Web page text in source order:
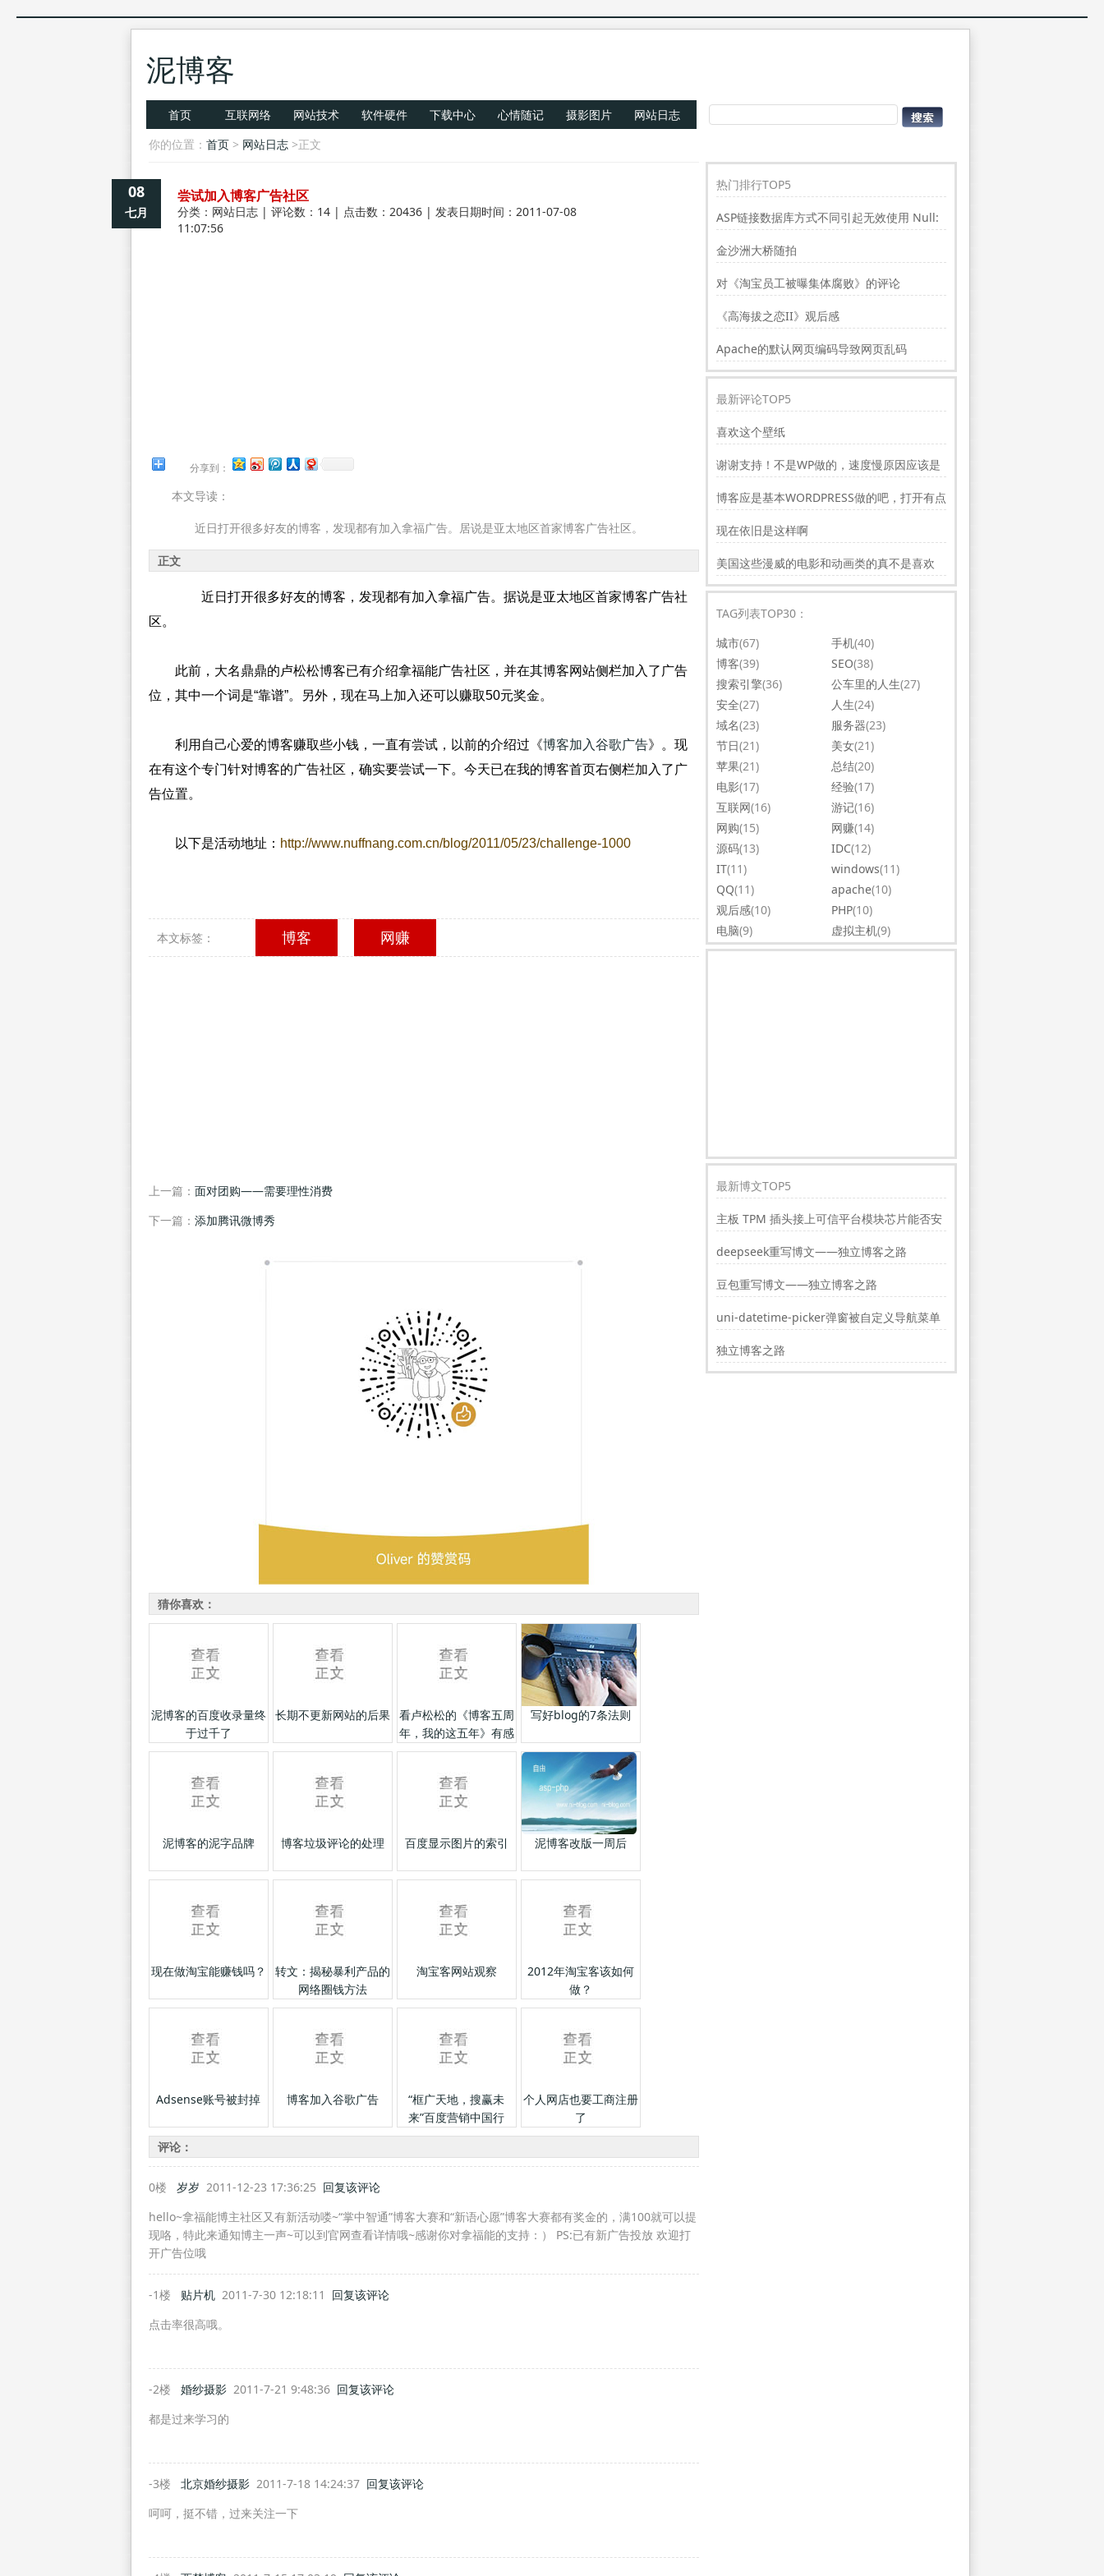
泥博客
首页 互联网络 网站技术 软件硬件 下载中心 心情随记 摄影图片
网站日志
你的位置： 首页> 网站日志>正文
08
七月
尝试加入博客广告社区
分类： 网站日志| 评论数：14 | 点击数：20436 | 发表日期时间：2011-07-08
11:07:56
分享到：
本文导读：
近日打开很多好友的博客，发现都有加入拿福广告。居说是亚太地区首家博客广告社区。
正文
近日打开很多好友的博客，发现都有加入拿福广告。据说是亚太地区首家博客广告社
区。
此前，大名鼎鼎的卢松松博客已有介绍拿福能广告社区，并在其博客网站侧栏加入了广告
位，其中一个词是“靠谱”。另外，现在马上加入还可以赚取50元奖金。
利用自己心爱的博客赚取些小钱，一直有尝试，以前的介绍过《博客加入谷歌广告》。现
在有这个专门针对博客的广告社区，确实要尝试一下。今天已在我的博客首页右侧栏加入了广
告位置。
以下是活动地址： http://www.nuffnang.com.cn/blog/2011/05/23/challenge-1000
本文标签： 博客 网赚
上一篇： 面对团购――需要理性消费
下一篇： 添加腾讯微博秀
猜你喜欢：
泥博客的百度收录量终
于过千了
长期不更新网站的后果
看卢松松的《博客五周
年，我的这五年》有感
写好blog的7条法则
泥博客的泥字品牌 博客垃圾评论的处理 百度显示图片的索引 泥博客改版一周后
现在做淘宝能赚钱吗？
转文：揭秘暴利产品的
网络圈钱方法
淘宝客网站观察
2012年淘宝客该如何
做？
Adsense账号被封掉 博客加入谷歌广告
“框广天地，搜赢未
来”百度营销中国行
2010广州站纪实
个人网店也要工商注册
了
评论：
0楼 岁岁 2011-12-23 17:36:25 回复该评论
hello~拿福能博主社区又有新活动喽~“掌中智通”博客大赛和“新语心愿”博客大赛都有奖金的，满100就可以提
现咯，特此来通知博主一声~可以到官网查看详情哦~感谢你对拿福能的支持：） PS:已有新广告投放 欢迎打
开广告位哦
-1楼 贴片机2011-7-30 12:18:11 回复该评论
点击率很高哦。
-2楼 婚纱摄影2011-7-21 9:48:36 回复该评论
都是过来学习的
-3楼 北京婚纱摄影2011-7-18 14:24:37 回复该评论
呵呵，挺不错，过来关注一下
热门排行TOP5
ASP链接数据库方式不同引起无效使用 Null:
Replace”的问题
金沙洲大桥随拍
对《淘宝员工被曝集体腐败》的评论
《高海拔之恋II》观后感
Apache的默认网页编码导致网页乱码
最新评论TOP5
喜欢这个壁纸
谢谢支持！不是WP做的，速度慢原因应该是
服务器线路问题。
博客应是基本WORDPRESS做的吧，打开有点
慢，可以优化一下。还有网站更新应多一点，
才会吸引更多相关的人去看。纯个人意见，谢
现在依旧是这样啊
美国这些漫威的电影和动画类的真不是喜欢
看，太没意思了
TAG列表TOP30：
城市(67) 手机(40)
博客(39) SEO(38)
搜索引擎(36) 公车里的人生(27)
安全(27) 人生(24)
域名(23) 服务器(23)
节日(21) 美女(21)
苹果(21) 总结(20)
电影(17) 经验(17)
互联网(16) 游记(16)
网购(15) 网赚(14)
源码(13) IDC(12)
IT(11) windows(11)
QQ(11) apache(10)
观后感(10) PHP(10)
电脑(9) 虚拟主机(9)
最新博文TOP5
主板 TPM 插头接上可信平台模块芯片能否安
装windwos11?
deepseek重写博文——独立博客之路
豆包重写博文——独立博客之路
uni-datetime-picker弹窗被自定义导航菜单
遮挡的解决方法
独立博客之路